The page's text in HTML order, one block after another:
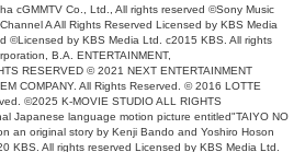
cGMMTV Co., Ltd., All rights reserved ©Sony Music
A All Rights Reserved Licensed by KBS Media
©Licensed by KBS Media Ltd. c2015 KBS. All rights
B.A. ENTERTAINMENT,
RESERVED © 2021 NEXT ENTERTAINMENT
COMPANY. All Rights Reserved. © 2016 LOTTE
©2025 K-MOVIE STUDIO ALL RIGHTS
Japanese language motion picture entitled"TAIYO NO
an original story by Kenji Bando and Yoshiro Hoson
KBS. All rights reserved Licensed by KBS Media Ltd.